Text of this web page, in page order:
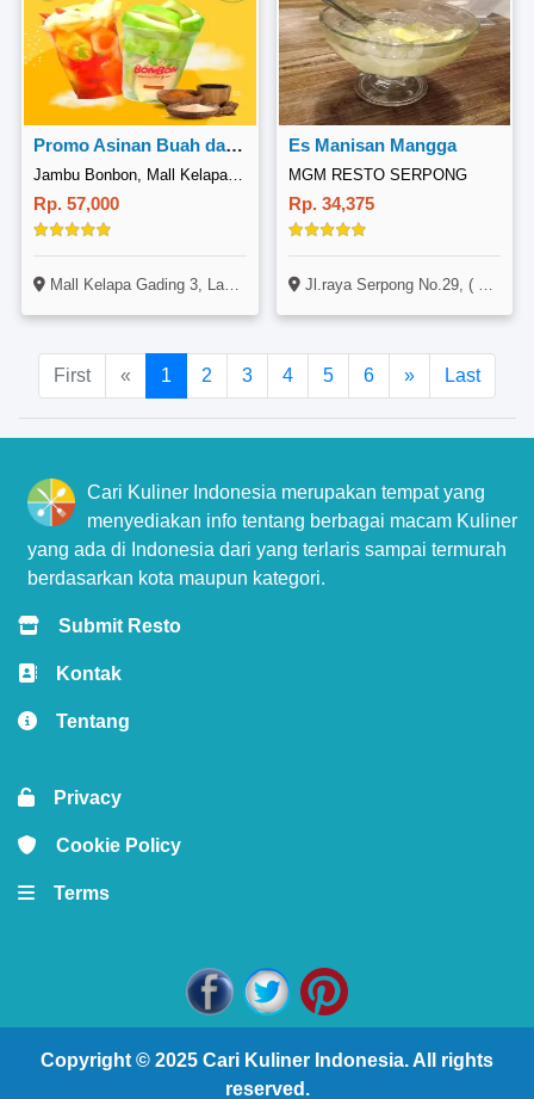
Promo Asinan Buah dan Manisan Jambu
Jambu Bonbon, Mall Kelapa Gading 3
Rp. 57,000
Mall Kelapa Gading 3, Lantai 3, Jl. Boulevard Raya, Kelapa Gading, Jakarta Utara
Es Manisan Mangga
MGM RESTO SERPONG
Rp. 34,375
Jl.raya Serpong No.29, ( Samping Snapy Printing ), Rt.008002, Pondok Jagung, Kec.serpong Utara, Tangerang Selatan
First « 1 2 3 4 5 6 » Last
Cari Kuliner Indonesia merupakan tempat yang
menyediakan info tentang berbagai macam Kuliner
yang ada di Indonesia dari yang terlaris sampai termurah
berdasarkan kota maupun kategori.
Submit Resto
Kontak
Tentang
Privacy
Cookie Policy
Terms
Copyright © 2025 Cari Kuliner Indonesia. All rights
reserved.